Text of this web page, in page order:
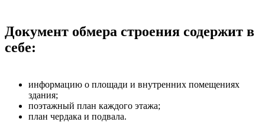
Документ обмера строения содержит в
себе:
информацию о площади и внутренних помещениях
здания;
поэтажный план каждого этажа;
план чердака и подвала.